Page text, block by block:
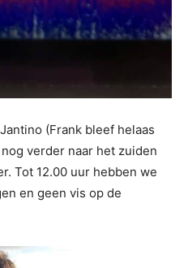
(Frank bleef helaas
verder naar het zuiden
Tot 12.00 uur hebben we
en geen vis op de